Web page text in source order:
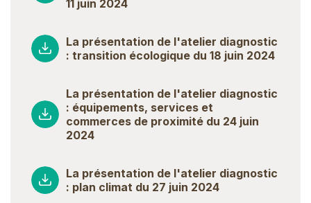
11 juin 2024
La présentation de l'atelier diagnostic
: transition écologique du 18 juin 2024
La présentation de l'atelier diagnostic
: équipements, services et
commerces de proximité du 24 juin
2024
La présentation de l'atelier diagnostic
: plan climat du 27 juin 2024